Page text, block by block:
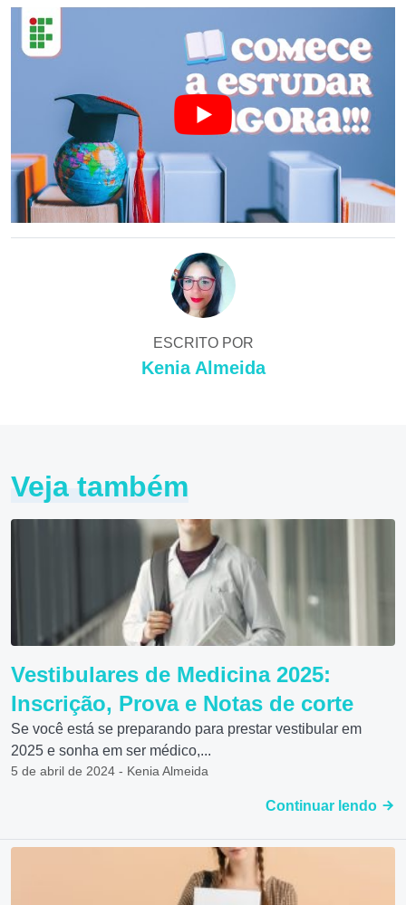
ESCRITO POR
Kenia Almeida
Veja também
Vestibulares de Medicina 2025:
Inscrição, Prova e Notas de corte
Se você está se preparando para prestar vestibular em
2025 e sonha em ser médico,...
5 de abril de 2024 - Kenia Almeida
Continuar lendo